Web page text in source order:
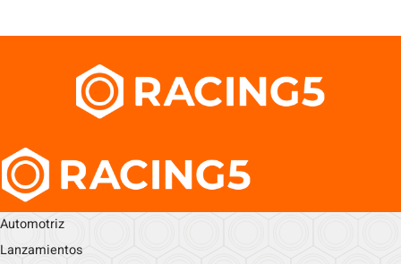
Automotriz
Lanzamientos